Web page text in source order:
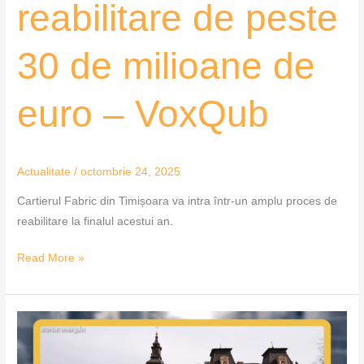
reabilitare de peste
30 de milioane de
euro – VoxQub
Actualitate /octombrie 24, 2025
Cartierul Fabric din Timișoara va intra într-un amplu proces de
reabilitare la finalul acestui an.
VoxQub
Read More »
Patru
oferte
pentru